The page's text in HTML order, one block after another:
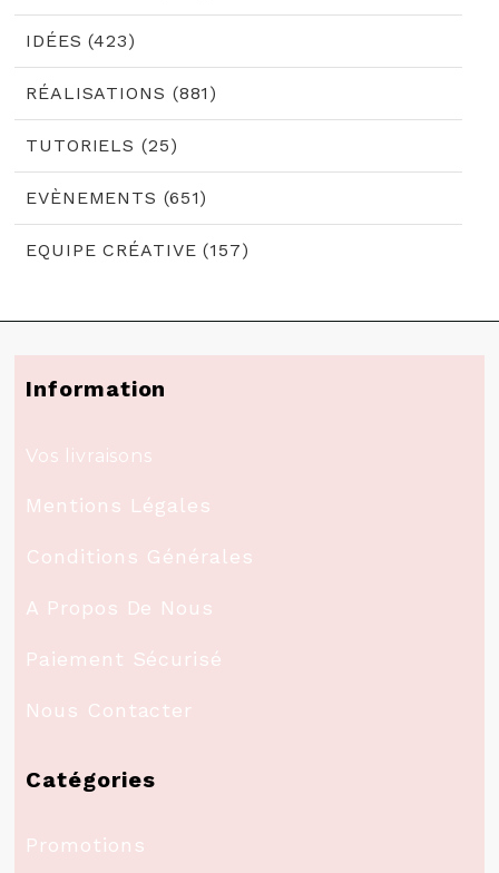
IDÉES (423)
RÉALISATIONS (881)
TUTORIELS (25)
EVÈNEMENTS (651)
EQUIPE CRÉATIVE (157)
Information
Vos livraisons
Mentions Légales
Conditions Générales
A Propos De Nous
Paiement Sécurisé
Nous Contacter
Catégories
Promotions